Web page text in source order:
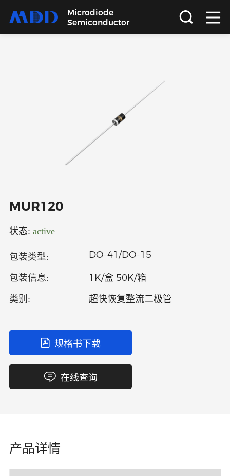
Microdiode
Semiconductor
关于
语言
MUR120
状态: active
包装类型: DO-41/DO-15
包装信息: 1K/盒 50K/箱
类别: 超快恢复整流二极管
规格书下载
在线查询
产品详情